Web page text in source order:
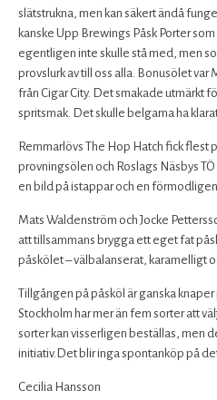
slätstrukna, men kan säkert ändå
kanske Upp Brewings Påsk Porter
egentligen inte skulle stå med, men
provslurk av till oss alla. Bonusölet var
från Cigar City. Det smakade utmärkt
spritsmak. Det skulle belgarna ha
Remmarlövs The Hop Hatch fick flest
provningsölen och Roslags Näsbys
en bild på istappar och en
Mats Waldenström och Jocke
att tillsammans brygga ett eget fat
påskölet – välbalanserat, karamelligt
Tillgången på påsköl är ganska
Stockholm har mer än fem sorter att
sorter kan visserligen beställas, men
initiativ.Det blir inga spontanköp på
Cecilia Hansson